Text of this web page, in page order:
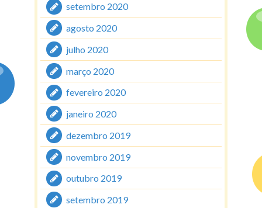
setembro 2020
agosto 2020
julho 2020
março 2020
fevereiro 2020
janeiro 2020
dezembro 2019
novembro 2019
outubro 2019
setembro 2019